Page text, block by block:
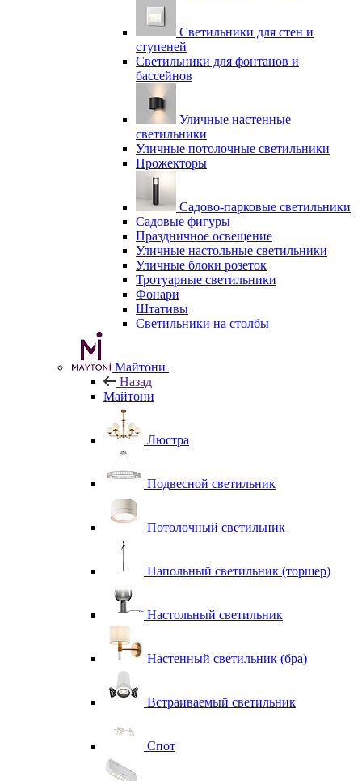
Светильники для стен и
ступеней
Светильники для фонтанов и
бассейнов
Уличные настенные
светильники
Уличные потолочные светильники
Прожекторы
Садово-парковые светильники
Садовые фигуры
Праздничное освещение
Уличные настольные светильники
Уличные блоки розеток
Тротуарные светильники
Фонари
Штативы
Светильники на столбы
Майтони
Назад
Майтони
Люстра
Подвесной светильник
Потолочный светильник
Напольный светильник (торшер)
Настольный светильник
Настенный светильник (бра)
Встраиваемый светильник
Спот